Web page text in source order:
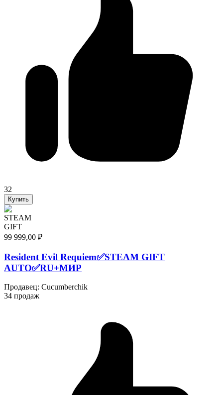
32
Купить
STEAM
GIFT
99 999,00 ₽
Resident Evil Requiem✅STEAM GIFT
AUTO✅RU+МИР
Продавец: Cucumberchik
34 продаж